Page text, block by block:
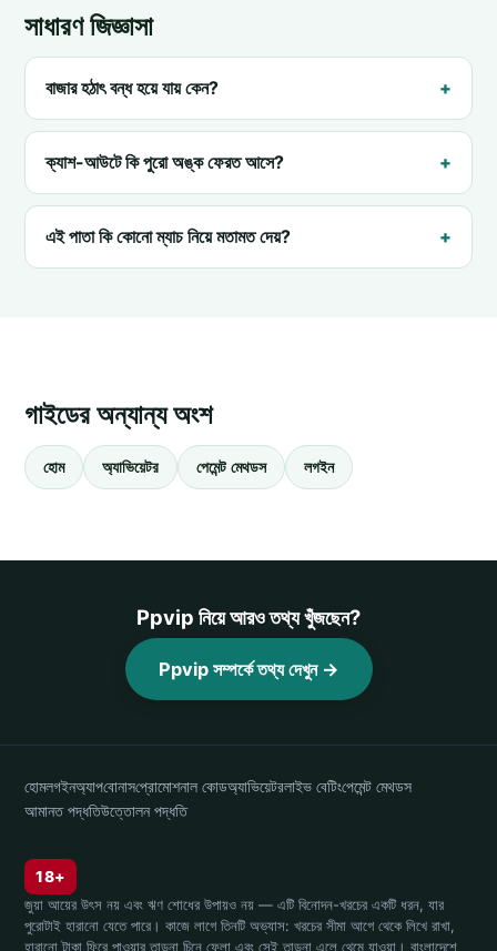
সাধারণ জিজ্ঞাসা
বাজার হঠাৎ বন্ধ হয়ে যায় কেন?
ক্যাশ-আউটে কি পুরো অঙ্ক ফেরত আসে?
এই পাতা কি কোনো ম্যাচ নিয়ে মতামত দেয়?
গাইডের অন্যান্য অংশ
হোম অ্যাভিয়েটর পেমেন্ট মেথডস লগইন
Ppvip নিয়ে আরও তথ্য খুঁজছেন?
Ppvip সম্পর্কে তথ্য দেখুন →
হোমলগইনঅ্যাপবোনাসপ্রোমোশনাল কোডঅ্যাভিয়েটরলাইভ বেটিংপেমেন্ট মেথডস
আমানত পদ্ধতিউত্তোলন পদ্ধতি
18+
জুয়া আয়ের উৎস নয় এবং ঋণ শোধের উপায়ও নয় — এটি বিনোদন-খরচের একটি ধরন, যার
পুরোটাই হারানো যেতে পারে। কাজে লাগে তিনটি অভ্যাস: খরচের সীমা আগে থেকে লিখে রাখা,
হারানো টাকা ফিরে পাওয়ার তাড়না চিনে ফেলা এবং সেই তাড়না এলে থেমে যাওয়া। বাংলাদেশে